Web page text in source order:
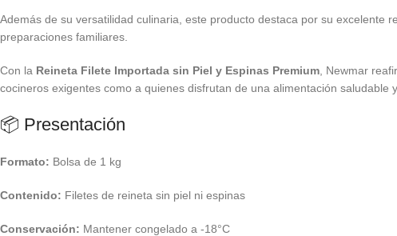
Además de su versatilidad culinaria, este producto destaca por su excelente
preparaciones familiares.
Con la Reineta Filete Importada sin Piel y Espinas Premium , Newmar
cocineros exigentes como a quienes disfrutan de una alimentación saludable
📦 Presentación
Formato: Bolsa de 1 kg
Contenido: Filetes de reineta sin piel ni espinas
Conservación: Mantener congelado a -18°C